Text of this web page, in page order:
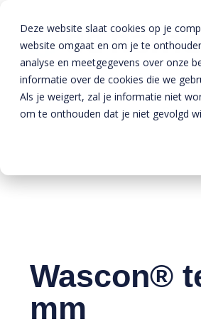
Deze website slaat cookies op je
website omgaat en om je te
analyse en meetgegevens over onze
informatie over de cookies die we
Als je weigert, zal je informatie niet
om te onthouden dat je niet gevolgd
Home»Producten»
Wascon®
mm